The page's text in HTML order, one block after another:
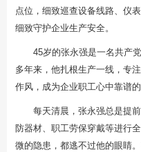
点位，细致巡查设备线路、仪
细致守护企业生产安全。
45岁的张永强是一名共产
多年来，他扎根生产一线，专
作风，成为企业职工心中靠谱的
每天清晨，张永强总是提
防器材、职工劳保穿戴等进行
微的隐患，都逃不过他的眼睛